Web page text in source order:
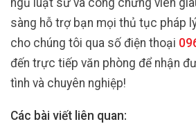
sàng hỗ trợ bạn mọi thủ tục pháp
cho chúng tôi qua số điện thoại
đến trực tiếp văn phòng để nhận
tình và chuyên nghiệp!
Các bài viết liên quan: